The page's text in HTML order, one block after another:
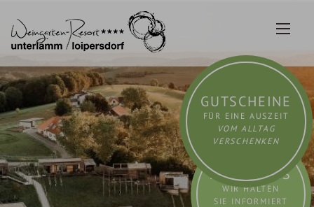
Inhalt
springen
GUTSCHEINE
FÜR EINE AUSZEIT
VOM ALLTAG
VERSCHENKEN
AKTUELLES
WIR HALTEN
SIE INFORMIERT